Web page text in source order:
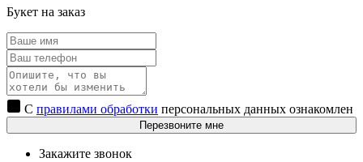
Букет на заказ
С правилами обработки персональных данных ознакомлен
Перезвоните мне
Закажите звонок